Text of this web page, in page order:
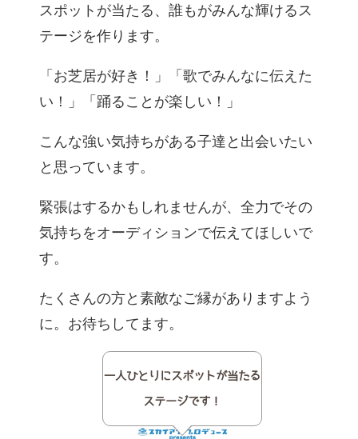
スポットが当たる、誰もがみんな輝けるス
テージを作ります。
「お芝居が好き！」「歌でみんなに伝えた
い！」「踊ることが楽しい！」
こんな強い気持ちがある子達と出会いたい
と思っています。
緊張はするかもしれませんが、全力でその
気持ちをオーディションで伝えてほしいで
す。
たくさんの方と素敵なご縁がありますよう
に。お待ちしてます。
一人ひとりにスポットが当たる
ステージです！